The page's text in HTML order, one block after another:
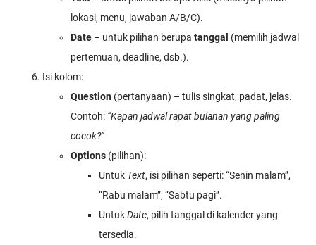
lokasi, menu, jawaban A/B/C).
Date – untuk pilihan berupa tanggal (memilih jadwal
pertemuan, deadline, dsb.).
Isi kolom:
Question (pertanyaan) – tulis singkat, padat, jelas.
Contoh: “Kapan jadwal rapat bulanan yang paling
cocok?”
Options (pilihan):
Untuk Text, isi pilihan seperti: “Senin malam”,
“Rabu malam”, “Sabtu pagi”.
UntukDate, pilih tanggal di kalender yang
tersedia.